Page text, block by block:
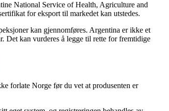
National Service of Health, Agriculture and
for eksport til markedet kan utstedes.
kan gjennomføres. Argentina er ikke et
Det kan vurderes å legge til rette for fremtidige
forlate Norge før du vet at produsenten er